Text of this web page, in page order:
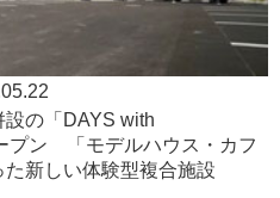
の「DAYS with
プン 「モデルハウス・カフ
新しい体験型複合施設